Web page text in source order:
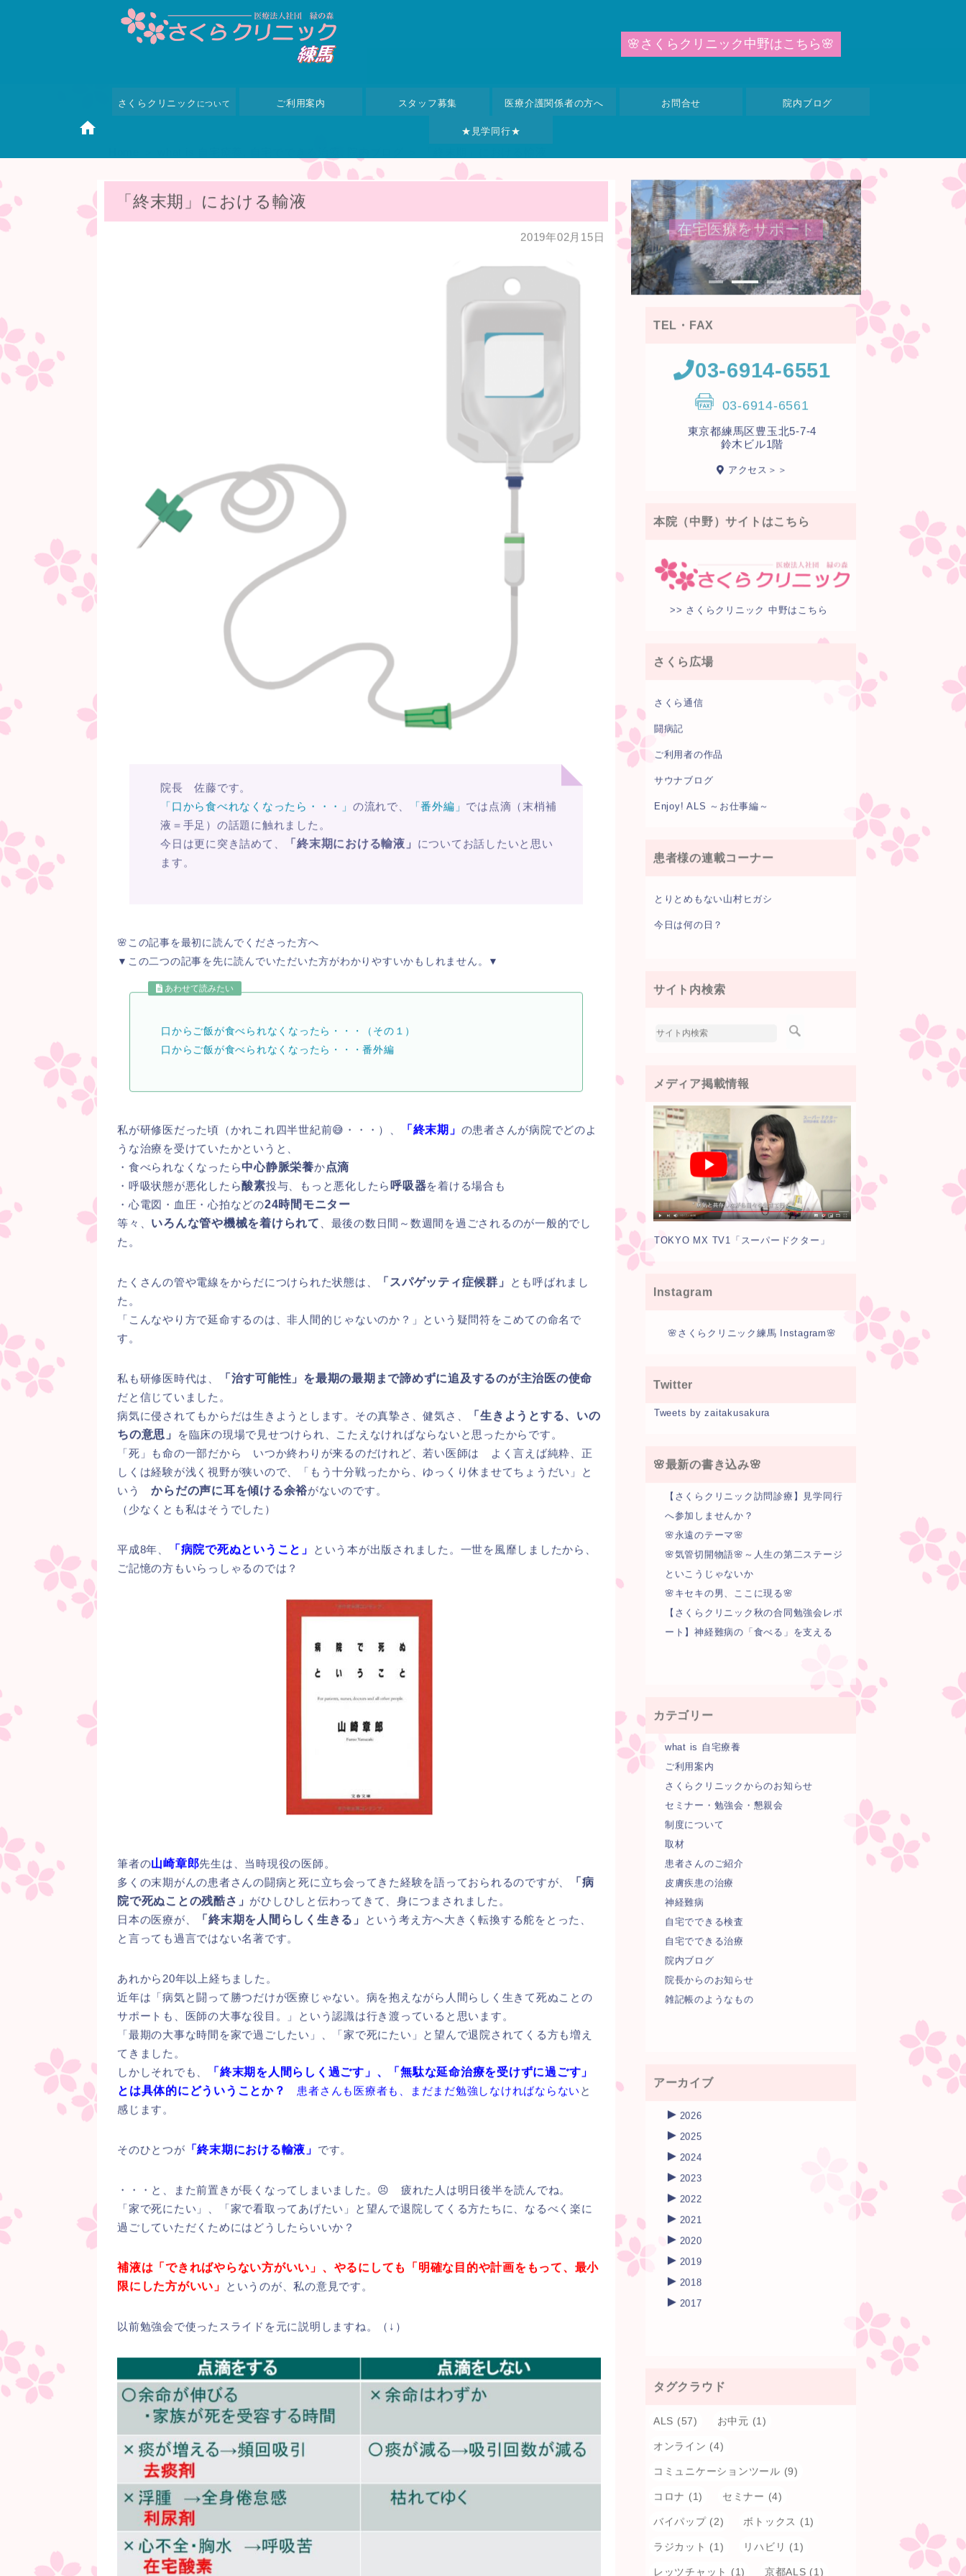
🌸 さ く ら ク リ ニ ッ ク 中野は こ ち ら 🌸
さくらクリニック について ご利用案内 スタッフ募集 医療介護関係者の方へ お問合せ 院内ブログ
★見学同行★
「終末期」における輸液
2019年02月15日
院長 佐藤です。
「口から食べれなくなったら・・・」 の流れで、 「番外編」 では点滴（末梢補
液＝手足）の話題に触れました。
今日は更に突き詰めて、
「終末期における輸液」 についてお話したいと思い
ます。
🌸この記事を最初に読んでくださった方へ
▼この二つの記事を先に読んでいただいた方がわかりやすいかもしれません。▼
あわせて読みたい
口からご飯が食べられなくなったら・・・（その１）
口からご飯が食べられなくなったら・・・番外編
私が研修医だった頃（かれこれ四半世紀前😅・・・）、 「終末期」 の患者さんが病院でどのよ
うな治療を受けていたかというと、
・食べられなくなったら中心静脈栄養か点滴
・呼吸状態が悪化したら酸素投与、もっと悪化したら 呼吸器を着ける場合も
・心電図・血圧・心拍などの24時間モニター
等々、 いろんな管や機械を着けられて
、最後の数日間～数週間を過ごされるのが一般的でし
た。
たくさんの管や電線をからだにつけられた状態は、 「スパゲッティ症候群」
とも呼ばれまし
た。
「こんなやり方で延命するのは、非人間的じゃないのか？」という疑問符をこめての命名で
す。
私も研修医時代は、
「治す可能性」を最期の最期まで諦めずに追及するのが主治医の使命
だと信じていました。
病気に侵されてもからだは生きようとします。その真摯さ、健気さ、
「生きようとする、いの
ちの意思」
を臨床の現場で見せつけられ、こたえなければならないと思ったからです。
「死」も命の一部だから いつか終わりが来るのだけれど、若い医師は よく言えば純粋、正
しくは経験が浅く視野が狭いので、「もう十分戦ったから、ゆっくり休ませてちょうだい」と
いうからだの声に耳を傾ける余裕がないのです。
（少なくとも私はそうでした）
平成8年、 「病院で死ぬということ」
という本が出版されました。一世を風靡しましたから、
ご記憶の方もいらっしゃるのでは？
筆者の山崎章郎先生は、当時現役の医師。
多くの末期がんの患者さんの闘病と死に立ち会ってきた経験を語っておられるのですが、
「病
院で死ぬことの残酷さ」 がひしひしと伝わってきて、身につまされました。
日本の医療が、
「終末期を人間らしく生きる」
という考え方へ大きく転換する舵をとった、
と言っても過言ではない名著です。
あれから20年以上経ちました。
近年は「病気と闘って勝つだけが医療じゃない。病を抱えながら人間らしく生きて死ぬことの
サポートも、医師の大事な役目。」という認識は行き渡っていると思います。
「最期の大事な時間を家で過ごしたい」、「家で死にたい」と望んで退院されてくる方も増え
てきました。
しかしそれでも、
「終末期を人間らしく過ごす」、「無駄な延命治療を受けずに過ごす」
とは具体的にどういうことか？
患者さんも医療者も、まだまだ勉強しなければならない と
感じます。
そのひとつが 「終末期における輸液」 です。
・・・と、また前置きが長くなってしまいました。😣 疲れた人は明日後半を読んでね。
「家で死にたい」、「家で看取ってあげたい」と望んで退院してくる方たちに、なるべく楽に
過ごしていただくためにはどうしたらいいか？
補液は「できればやらない方がいい」、やるにしても「明確な目的や計画をもって、最小
限にした方がいい」
というのが、私の意見です。
以前勉強会で使ったスライドを元に説明しますね。（↓）
24時間体制
写真提供：
© 石川県観
光連盟
TEL・FAX
03-6914-6551
03-6914-6561
東京都練馬区豊玉北5-7-4
鈴木ビル1階
アクセス＞＞
本院（中野）サイトはこちら
>> さくらクリニック 中野はこちら
さくら広場
さくら通信
闘病記
ご利用者の作品
サウナブログ
Enjoy! ALS ～お仕事編～
患者様の連載コーナー
とりとめもない山村ヒガシ
今日は何の日？
サイト内検索
メディア掲載情報
TOKYO MX TV1「スーパードクター」
Instagram
🌸さくらクリニック練馬 Instagram🌸
Twitter
Tweets by zaitakusakura
🌸最新の書き込み🌸
【さくらクリニック訪問診療】見学同行
へ参加しませんか？
🌸永遠のテーマ🌸
🌸気管切開物語🌸～人生の第二ステージ
といこうじゃないか
🌸キセキの男、ここに現る🌸
【さくらクリニック秋の合同勉強会レポ
ート】神経難病の「食べる」を支える
カテゴリー
what is 自宅療養
ご利用案内
さくらクリニックからのお知らせ
セミナー・勉強会・懇親会
制度について
取材
患者さんのご紹介
皮膚疾患の治療
神経難病
自宅でできる検査
自宅でできる治療
院内ブログ
院長からのお知らせ
雑記帳のようなもの
アーカイブ
► 2026
► 2025
► 2024
► 2023
► 2022
► 2021
► 2020
► 2019
► 2018
► 2017
タグクラウド
ALS (57) お中元 (1)
オンライン (4)
コミュニケーションツール (9)
コロナ (1) セミナー (4)
バイパップ(2) ボトックス (1)
ラジカット (1) リハビリ (1)
レッツチャット (1) 京都ALS (1)